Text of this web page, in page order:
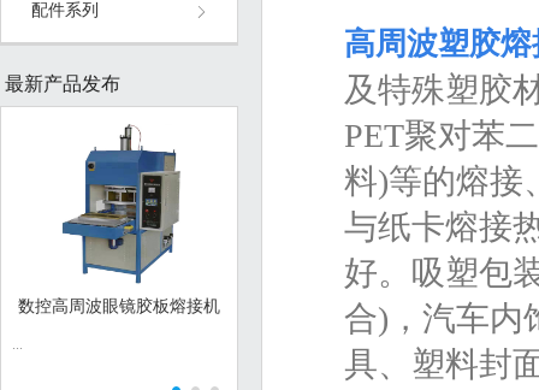
配件系列
最新产品发布
数控高周波眼镜胶板熔接机
...
亚克力快速加热机
广泛应用于电
具、音像制品
高周波塑胶
及特殊塑胶
PET聚对苯
料)等的熔接
与纸卡熔接
好。吸塑包
合)，汽车内
具、塑料封